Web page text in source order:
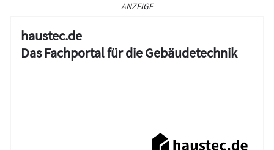
ANZEIGE
haustec.de
Das Fachportal für die Gebäudetechnik